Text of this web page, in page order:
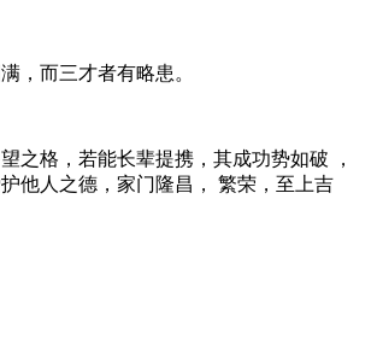
而三才者有略患。
格，若能长辈提携，其成功势如破 ，
他人之德，家门隆昌， 繁荣，至上吉